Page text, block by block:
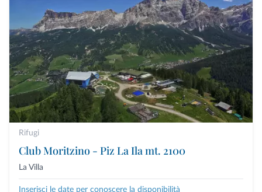
Rifugi
Club Moritzino - Piz La Ila mt. 2100
La Villa
Inserisci le date per conoscere la disponibilità